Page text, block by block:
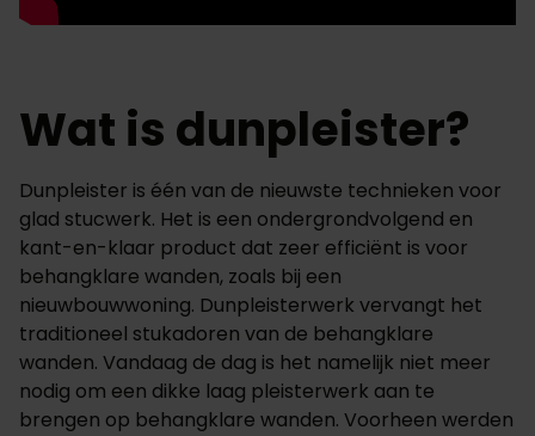
Wat is dunpleister?
Dunpleister is één van de nieuwste technieken voor
glad stucwerk. Het is een ondergrondvolgend en
kant-en-klaar product dat zeer efficiënt is voor
behangklare wanden, zoals bij een
nieuwbouwwoning. Dunpleisterwerk vervangt het
traditioneel stukadoren van de behangklare
wanden. Vandaag de dag is het namelijk niet meer
nodig om een dikke laag pleisterwerk aan te
brengen op behangklare wanden. Voorheen werden